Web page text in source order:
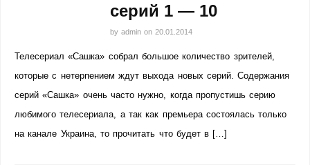
серий 1 — 10
by admin on 20.01.2014
Телесериал «Сашка» собрал большое количество зрителей,
которые с нетерпением ждут выхода новых серий. Содержания
серий «Сашка» очень часто нужно, когда пропустишь серию
любимого телесериала, а так как премьера состоялась только
на канале Украина, то прочитать что будет в […]